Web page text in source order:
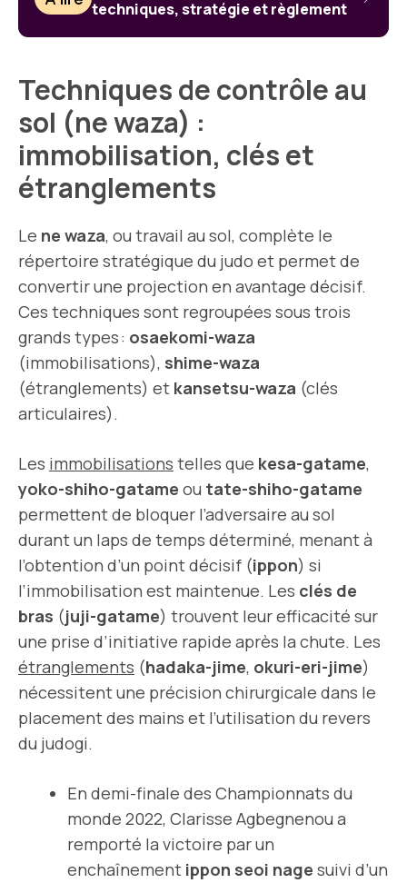
techniques, stratégie et règlement
Techniques de contrôle au
sol (ne waza) :
immobilisation, clés et
étranglements
Le ne waza, ou travail au sol, complète le
répertoire stratégique du judo et permet de
convertir une projection en avantage décisif.
Ces techniques sont regroupées sous trois
grands types : osaekomi-waza
(immobilisations), shime-waza
(étranglements) et kansetsu-waza (clés
articulaires).
Les immobilisations telles que kesa-gatame,
yoko-shiho-gatame ou tate-shiho-gatame
permettent de bloquer l’adversaire au sol
durant un laps de temps déterminé, menant à
l’obtention d’un point décisif (ippon) si
l’immobilisation est maintenue. Les clés de
bras (juji-gatame) trouvent leur efficacité sur
une prise d’initiative rapide après la chute. Les
étranglements (hadaka-jime, okuri-eri-jime)
nécessitent une précision chirurgicale dans le
placement des mains et l’utilisation du revers
du judogi.
En demi-finale des Championnats du
monde 2022, Clarisse Agbegnenou a
remporté la victoire par un
enchaînement ippon seoi nage suivi d’un